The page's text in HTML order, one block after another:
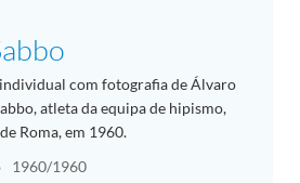
com fotografia de Álvaro
atleta da equipa de hipismo,
Roma, em 1960.
1960/1960